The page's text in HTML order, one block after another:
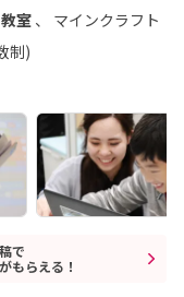
室
マインクラフト
制)
で
もらえる！